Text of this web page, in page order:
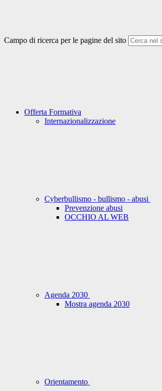
Campo di ricerca per le pagine del sito
Offerta Formativa
Internazionalizzazione
Cyberbullismo - bullismo - abusi
Prevenzione abusi
OCCHIO AL WEB
Agenda 2030
Mostra agenda 2030
Orientamento